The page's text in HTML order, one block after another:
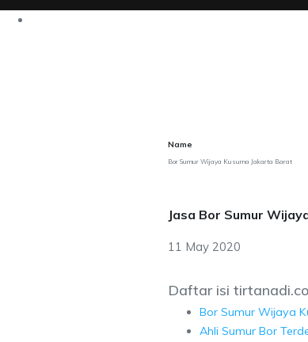
Name
Bor Sumur Wijaya Kusuma Jakarta Barat
Jasa Bor Sumur
11 May 2020
Daftar isi
Bor Sumur Wijaya
Ahli Sumur Bor